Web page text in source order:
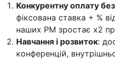
Конкурентну оплату
фіксована ставка + %
наших PM зростає х2
Навчання і розвиток:
конференцій,